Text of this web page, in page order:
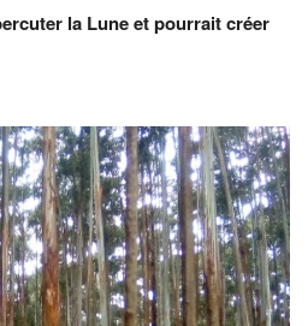
la Lune et pourrait créer